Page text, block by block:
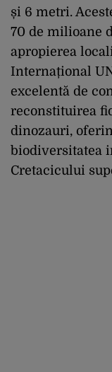
și 6 metri.
70 de milioane
apropierea
Internațional
excelentă de
reconstituirea
dinozauri,
biodiversitatea
Cretacicului